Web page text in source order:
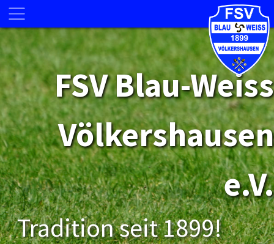
FSV Blau-Weiss
Völkershausen
e.V.
Tradition seit 1899!